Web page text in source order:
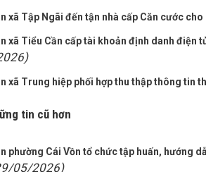
xã Tập Ngãi đến tận nhà cấp Căn cước
xã Tiểu Cần cấp tài khoản định danh điện
xã Trung hiệp phối hợp thu thập thông tin
tin cũ hơn
phường Cái Vồn tổ chức tập huấn, hướng
05/2026)